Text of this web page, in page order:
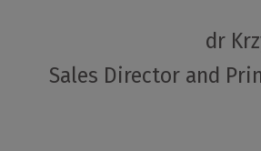
dr
Sales Director and